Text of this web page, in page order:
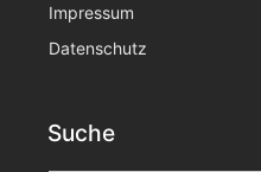
Impressum
Datenschutz
Suche